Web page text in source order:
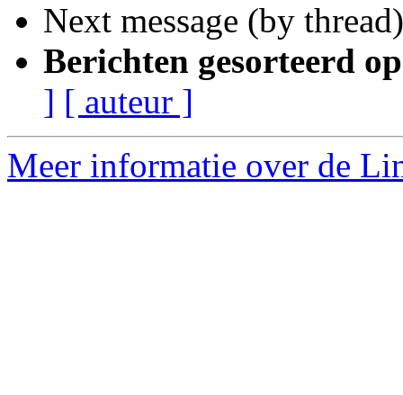
Next message (by
Berichten gesorteerd
] [ auteur ]
Meer informatie over de